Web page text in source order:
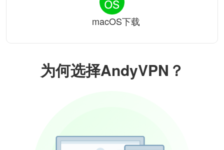
为何选择AndyVPN？
macOS下载